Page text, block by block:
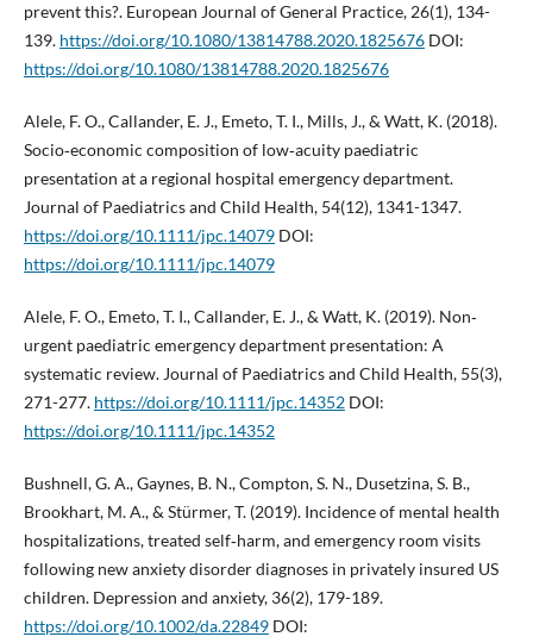
prevent this?. European Journal of General Practice, 26(1), 134-
139. https://doi.org/10.1080/13814788.2020.1825676DOI:
https://doi.org/10.1080/13814788.2020.1825676
Alele, F. O., Callander, E. J., Emeto, T. I., Mills, J., & Watt, K. (2018).
Socio‐economic composition of low‐acuity paediatric
presentation at a regional hospital emergency department.
Journal of Paediatrics and Child Health, 54(12), 1341-1347.
https://doi.org/10.1111/jpc.14079DOI:
https://doi.org/10.1111/jpc.14079
Alele, F. O., Emeto, T. I., Callander, E. J., & Watt, K. (2019). Non‐
urgent paediatric emergency department presentation: A
systematic review. Journal of Paediatrics and Child Health, 55(3),
271-277. https://doi.org/10.1111/jpc.14352DOI:
https://doi.org/10.1111/jpc.14352
Bushnell, G. A., Gaynes, B. N., Compton, S. N., Dusetzina, S. B.,
Brookhart, M. A., & Stürmer, T. (2019). Incidence of mental health
hospitalizations, treated self‐harm, and emergency room visits
following new anxiety disorder diagnoses in privately insured US
children. Depression and anxiety, 36(2), 179-189.
https://doi.org/10.1002/da.22849DOI: